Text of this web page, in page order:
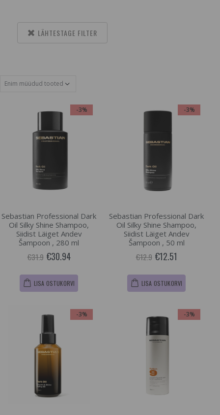
LÄHTESTAGE FILTER
-3%
Sebastian Professional Dark
Oil Silky Shine Shampoo,
Siidist Läiget Andev
Šampoon , 280 ml
€31.9 €30.94
LISA OSTUKORVI
-3%
Sebastian Professional Dark
Oil Silky Shine Shampoo,
Siidist Läiget Andev
Šampoon , 50 ml
€12.9 €12.51
LISA OSTUKORVI
-3% -3%